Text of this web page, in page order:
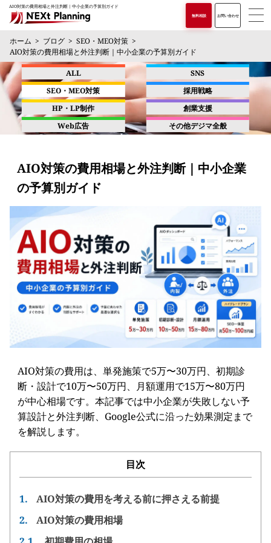
AIO対策の費用相場と外注判断｜中小企業の予算別ガイド
無料相談 お問い合わせ
ホーム ブログ
SEO・MEO対策
AIO対策の費用相場と外注判断｜中小企業の予算別ガイド
ALL
SEO・MEO対策
HP・LP制作
Web広告
SNS
採用戦略
創業支援
その他デジマ全般
AIO対策の費用相場と外注判断｜中小企業
の予算別ガイド
AIO対策の費用は、単発施策で5万〜30万円、初期診
断・設計で10万〜50万円、月額運用で15万〜80万円
が中心相場です。本記事では中小企業が失敗しない予
算設計と外注判断、Google公式に沿った効果測定まで
を解説します。
目次
1.
AIO対策の費用を考える前に押さえる前提
2.
AIO対策の費用相場